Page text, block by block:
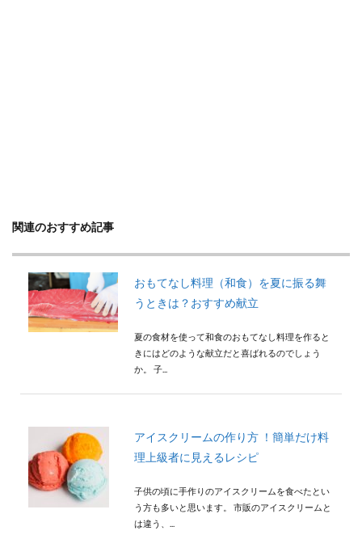
関連のおすすめ記事
おもてなし料理（和食）を夏に振る舞
うときは？おすすめ献立
夏の食材を使って和食のおもてなし料理を作ると
きにはどのような献立だと喜ばれるのでしょう
か。 子...
アイスクリームの作り方 ！簡単だけ料
理上級者に見えるレシピ
子供の頃に手作りのアイスクリームを食べたとい
う方も多いと思います。 市販のアイスクリームと
は違う、...